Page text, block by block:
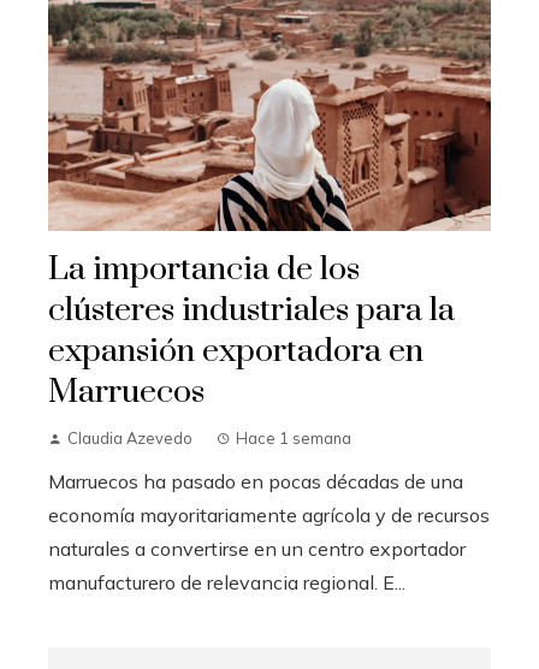
La importancia de los
clústeres industriales para la
expansión exportadora en
Marruecos
Claudia Azevedo Hace 1 semana
Marruecos ha pasado en pocas décadas de una
economía mayoritariamente agrícola y de recursos
naturales a convertirse en un centro exportador
manufacturero de relevancia regional. E...